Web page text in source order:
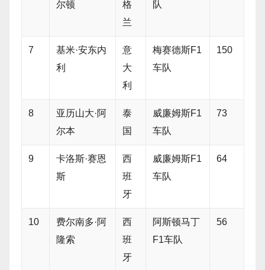
尔顿
格
兰
队
7
基米·安东内
利
意
大
利
梅赛德斯F1
车队
150
8
亚历山大·阿
尔本
泰
国
威廉姆斯F1
车队
73
9
卡洛斯·赛恩
斯
西
班
牙
威廉姆斯F1
车队
64
10
费尔南多·阿
隆索
西
班
牙
阿斯顿马丁
F1车队
56